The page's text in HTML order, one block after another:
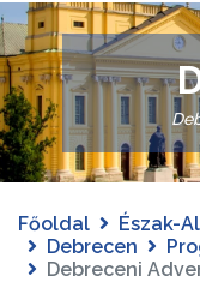
Főoldal Észak-
Debrecen
Debreceni